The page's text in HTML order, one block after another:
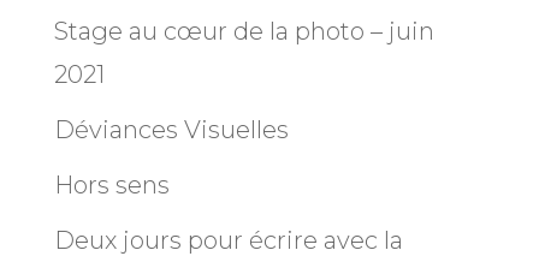
Stage au cœur de la photo – juin
2021
Déviances Visuelles
Hors sens
Deux jours pour écrire avec la